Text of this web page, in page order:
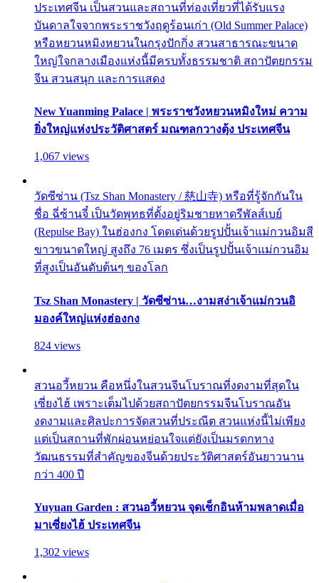
ประเทศจีน เป็นสวนและสถานที่ท่องเที่ยวที่ได้รับแรง
บันดาลใจจากพระราชวังฤดูร้อนเก่า (Old Summer Palace)
หรือหยวนหมิงหยวนในกรุงปักกิ่ง สวนสาธารณะขนาด
ใหญ่ใจกลางเมืองแห่งนี้มีครบทั้งธรรมชาติ สถาปัตยกรรม
จีน สวนสนุก และการแสดง
New Yuanming Palace | พระราชวังหยวนหมิงใหม่ ความ
ยิ่งใหญ่แห่งประวัติศาสตร์ มณฑลกวางตุ้ง ประเทศจีน
1,067 views
วัดซีซ่าน (Tsz Shan Monastery / 慈山寺) หรือที่รู้จักกันใน
ชื่อ ฉี่ซ้านจี๋ เป็นวัดพุทธที่ตั้งอยู่ริมชายหาดรีพัลส์เบย์
(Repulse Bay) ในฮ่องกง โดดเด่นด้วยรูปปั้นเจ้าแม่กวนอิมสี
ขาวขนาดใหญ่ สูงถึง 76 เมตร ซึ่งเป็นรูปปั้นเจ้าแม่กวนอิม
ที่สูงเป็นอันดับต้นๆ ของโลก
Tsz Shan Monastery | วัดซีซ่าน…งามสง่าเจ้าแม่กวนอิ
มองค์ใหญ่แห่งฮ่องกง
824 views
สวนอวี้หยวน คือหนึ่งในสวนจีนโบราณที่งดงามที่สุดใน
เซี่ยงไฮ้ เพราะเต็มไปด้วยสถาปัตยกรรมจีนโบราณอัน
งดงามและศิลปะการจัดสวนที่ประณีต สวนแห่งนี้ไม่เพียง
แต่เป็นสถานที่พักผ่อนหย่อนใจแต่ยังเป็นมรดกทาง
วัฒนธรรมที่สำคัญของจีนด้วยประวัติศาสตร์อันยาวนาน
กว่า 400 ปี
Yuyuan Garden : สวนอวี้หยวน จุดเช็กอินห้ามพลาดเมื่อ
มาเซี่ยงไฮ้ ประเทศจีน
1,302 views